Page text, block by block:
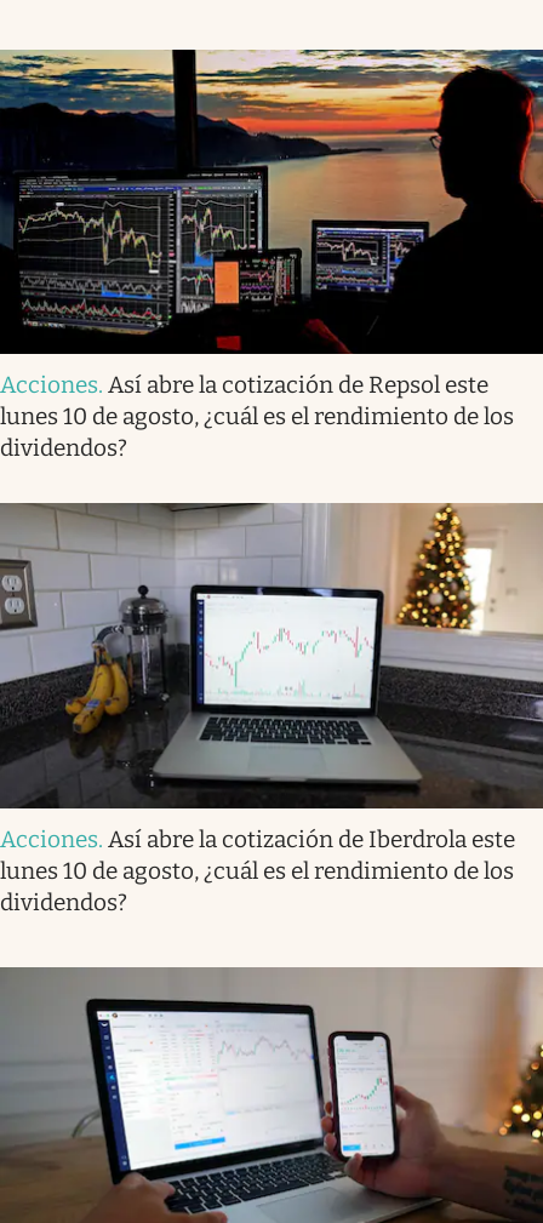
Acciones. Así abre la cotización de Repsol este
lunes 10 de agosto, ¿cuál es el rendimiento de los
dividendos?
Acciones. Así abre la cotización de Iberdrola este
lunes 10 de agosto, ¿cuál es el rendimiento de los
dividendos?